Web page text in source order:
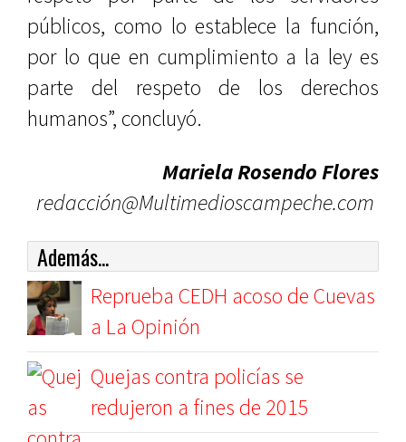
públicos, como lo establece la función,
por lo que en cumplimiento a la ley es
parte del respeto de los derechos
humanos”, concluyó.
Mariela Rosendo Flores
redacción@Multimedioscampeche.com
Además...
Reprueba CEDH acoso de Cuevas
a La Opinión
Quejas contra policías se
redujeron a fines de 2015